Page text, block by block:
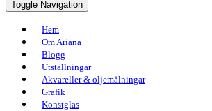
Toggle Navigation
Hem
Om Ariana
Blogg
Utställningar
Akvareller & oljemålningar
Grafik
Konstglas